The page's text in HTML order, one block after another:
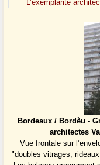
L’exemplarité
Bordeaux / Bordèu -
architectes
Vue frontale sur
"doubles vitrages,